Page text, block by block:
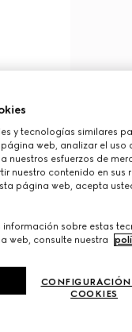
y tecnologías similares
web, analizar el uso
nuestros esfuerzos de
nuestro contenido en sus
página web, acepta
información sobre estas
web, consulte nuestra
CONFIGURACIÓN
COOKIES